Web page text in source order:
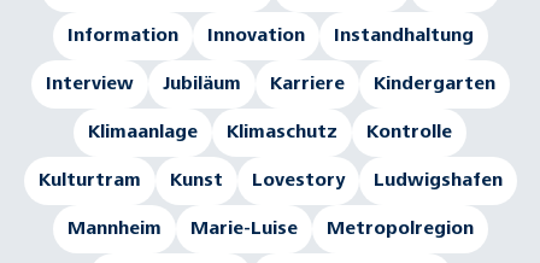
Information Innovation Instandhaltung
Interview Jubiläum Karriere Kindergarten
Klimaanlage Klimaschutz Kontrolle
Kulturtram Kunst Lovestory Ludwigshafen
Mannheim Marie-Luise Metropolregion